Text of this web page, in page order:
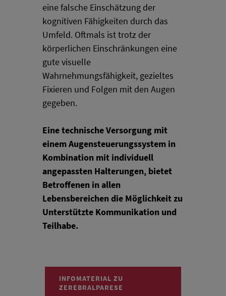
eine falsche Einschätzung der
kognitiven Fähigkeiten durch das
Umfeld. Oftmals ist trotz der
körperlichen Einschränkungen eine
gute visuelle
Wahrnehmungsfähigkeit, gezieltes
Fixieren und Folgen mit den Augen
gegeben.
Eine technische Versorgung mit
einem Augensteuerungssystem in
Kombination mit individuell
angepassten Halterungen, bietet
Betroffenen in allen
Lebensbereichen die Möglichkeit zu
Unterstützte Kommunikation und
Teilhabe.
INFOMATERIAL ZU
ZEREBRALPARESE